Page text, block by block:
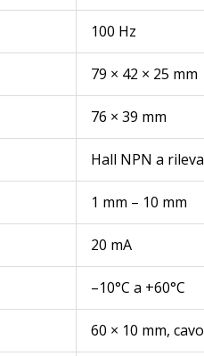
100 Hz
79 × 42 × 25 mm
76 × 39 mm
Hall NPN a
1 mm – 10 mm
20 mA
–10°C a +60°C
60 × 10 mm,